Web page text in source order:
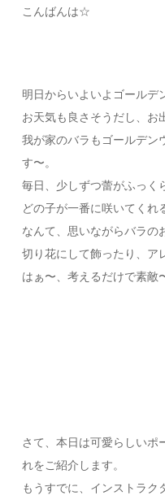
こんばんは☆
明日からいよいよゴールデ
お天気も良さそうだし、お
我が家のバラもゴールデン
す〜。
毎日、少しずつ蕾がふっく
どの子が一番に咲いてくれ
なんて、思いながらバラの
切り花にして飾ったり、ア
はぁ〜、考えるだけで素敵
さて、本日は可愛らしいポ
れをご紹介します。
もうすでに、インストラク